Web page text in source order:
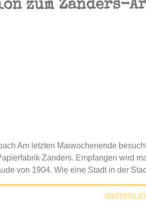
zum Zanders-
Am letzten Maiwochenende
Zanders. Empfangen wird
von 1904. Wie eine Stadt in der